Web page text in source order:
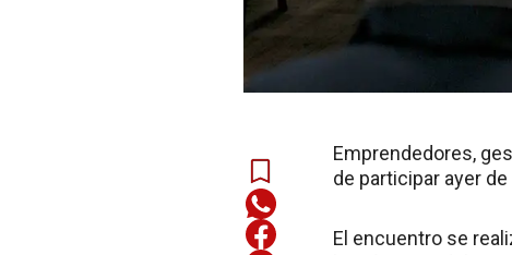
Emprendedores,
de participar ayer
El encuentro se